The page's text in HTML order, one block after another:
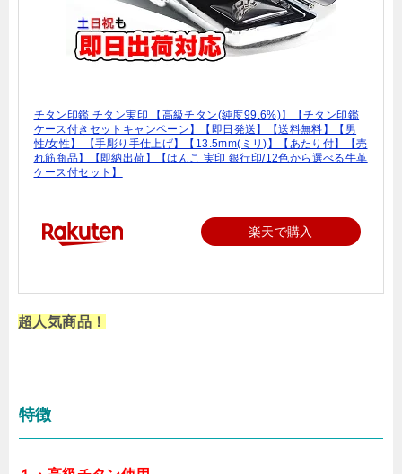
チタン印鑑 チタン実印 【高級チタン(純度99.6%)】【チタン印鑑
ケース付きセットキャンペーン】【即日発送】【送料無料】【男
性/女性】 【手彫り手仕上げ】【13.5mm(ミリ)】【あたり付】【売
れ筋商品】【即納出荷】【はんこ 実印 銀行印/12色から選べる牛革
ケース付セット】
楽天で購入
超人気商品！
特徴